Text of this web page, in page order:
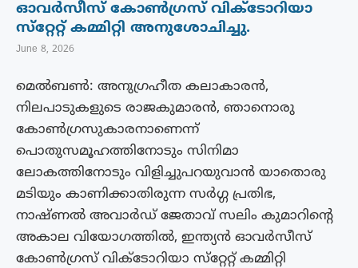
ഓവർസീസ് കോൺഗ്രസ് വിക്ടോറിയാ
സ്‌റ്റേറ്റ് കമ്മിറ്റി അനുശോചിച്ചു.
June 8, 2026
മെൽബൺ: അനുഗ്രഹീത കലാകാരൻ,
നിലപാടുകളുടെ രാജകുമാരൻ, ഞാനൊരു
കോൺഗ്രസുകാരനാണെന്ന്
പൊതുസമൂഹത്തിനോടും സിനിമാ
ലോകത്തിനോടും വിളിച്ചുപറയുവാൻ യാതൊരു
മടിയും കാണിക്കാതിരുന്ന സർഗ്ഗ പ്രതിഭ,
നാഷ്ണൽ അവാർഡ് ജേതാവ് സലിം കുമാറിൻ്റെ
അകാല വിയോഗത്തിൽ, ഇന്ത്യൻ ഓവർസീസ്
കോൺഗ്രസ് വിക്ടോറിയാ സ്‌റ്റേറ്റ് കമ്മിറ്റി